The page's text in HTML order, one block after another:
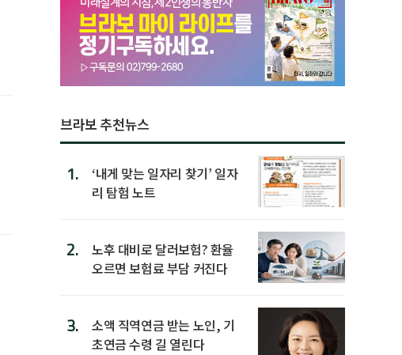
브라보 추천뉴스
1.
‘내게 맞는 일자리 찾기’ 일자
리 탐험 노트
2.
노후 대비로 달러보험? 환율
오르면 보험료 부담 커진다
3.
소액 직역연금 받는 노인, 기
초연금 수령 길 열린다